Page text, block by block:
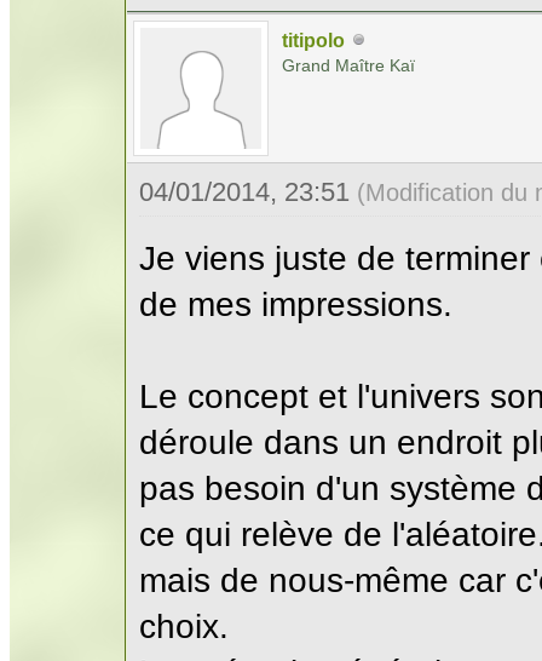
titipolo
Grand Maître Kaï
04/01/2014, 23:51 (Modification du
Je viens juste de
de mes impressions.
Le concept et l'univers
déroule dans un endroit
pas besoin d'un système
ce qui relève de
mais de nous-même car
choix.